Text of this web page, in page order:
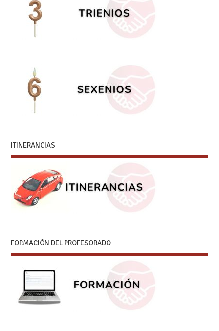
ITINERANCIAS
FORMACIÓN DEL PROFESORADO